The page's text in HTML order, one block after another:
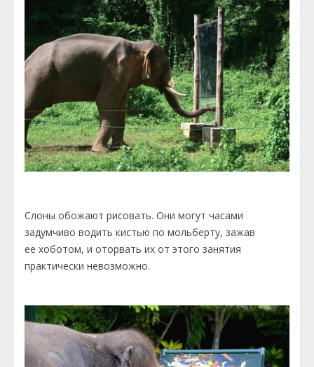
Слоны обожают рисовать. Они могут часами
задумчиво водить кистью по мольберту, зажав
ее хоботом, и оторвать их от этого занятия
практически невозможно.